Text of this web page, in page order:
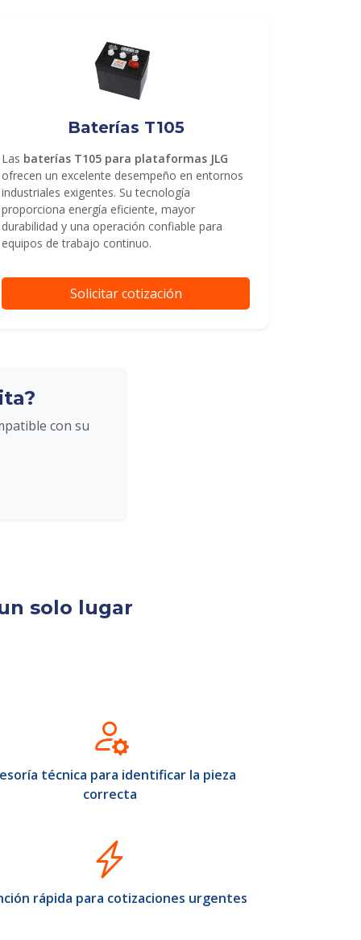
Baterías T105
Las baterías T105 para plataformas JLG
ofrecen un excelente desempeño en entornos
industriales exigentes. Su tecnología
proporciona energía eficiente, mayor
durabilidad y una operación confiable para
equipos de trabajo continuo.
Solicitar cotización
con su
solo lugar
técnica para identificar la pieza
correcta
rápida para cotizaciones urgentes